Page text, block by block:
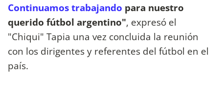
Continuamos trabajando para nuestro
querido fútbol argentino", expresó el
"Chiqui" Tapia una vez concluida la reunión
con los dirigentes y referentes del fútbol en el
país.